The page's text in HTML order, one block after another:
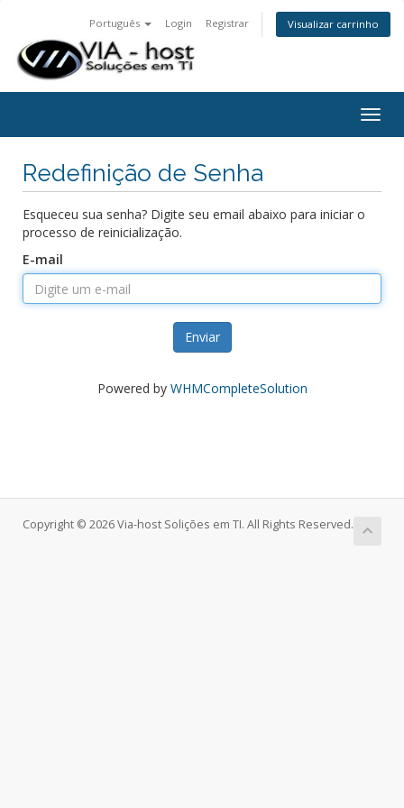
Português Login Registrar Visualizar carrinho
Redefinição de Senha
Esqueceu sua senha? Digite seu email abaixo para iniciar o
processo de reinicialização.
E-mail
Enviar
Powered by WHMCompleteSolution
Copyright © 2026 Via-host Solições em TI. All Rights Reserved.